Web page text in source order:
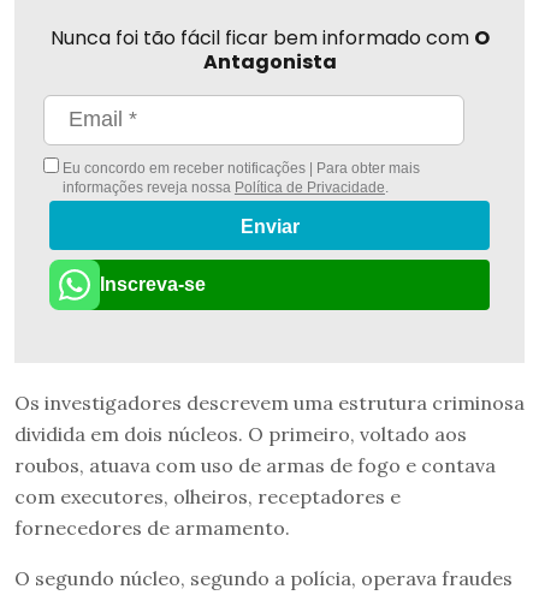
Nunca foi tão fácil ficar bem informado com O
Antagonista
Eu concordo em receber notificações | Para obter mais
informações reveja nossa Política de Privacidade
Enviar
Inscreva-se
Os investigadores descrevem uma estrutura criminosa
dividida em dois núcleos. O primeiro, voltado aos
roubos, atuava com uso de armas de fogo e contava
com executores, olheiros, receptadores e
fornecedores de armamento.
O segundo núcleo, segundo a polícia, operava fraudes